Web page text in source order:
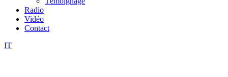
Radio
Vidéo
Contact
IT